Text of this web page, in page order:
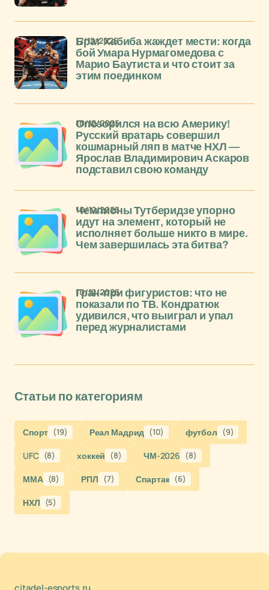
Брат Хабиба жаждет мести: когда
бой Умара Нурмагомедова с
Марио Баутиста и что стоит за
этим поединком
17/12/2025
Опозорился на всю Америку!
Русский вратарь совершил
кошмарный ляп в матче НХЛ —
Ярослав Владимирович Аскаров
подставил свою команду
10/12/2025
Чемпионы Тутберидзе упорно
идут на элемент, который не
исполняет больше никто в мире.
Чем завершилась эта битва?
10/12/2025
Гран-при фигуристов: что не
показали по ТВ. Кондратюк
удивился, что выиграл и упал
перед журналистами
10/12/2025
Статьи по категориям
Спорт (19) Реал Мадрид (10) футбол (9)
UFC (8) хоккей (8) ЧМ-2026 (8)
ММА (8) РПЛ (7) Спартак (6)
НХЛ (5)